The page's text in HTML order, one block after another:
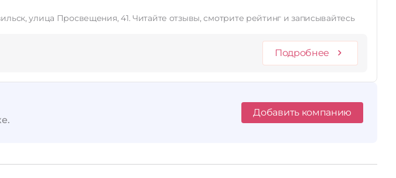
улица Просвещения, 41. Читайте отзывы, смотрите рейтинг и записывайтесь
Подробнее
Добавить компанию